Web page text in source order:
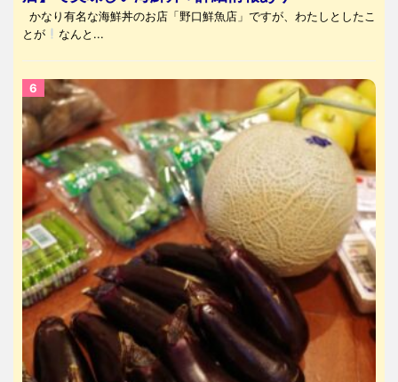
かなり有名な海鮮丼のお店「野口鮮魚店」ですが、わたしとしたこ
とが
なんと...